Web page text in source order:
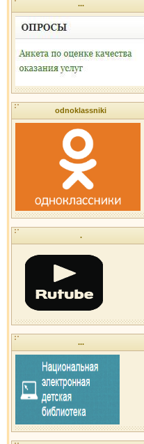
...
odnoklassniki
.
...